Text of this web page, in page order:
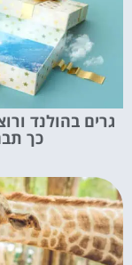
גרים בהולנד
כך